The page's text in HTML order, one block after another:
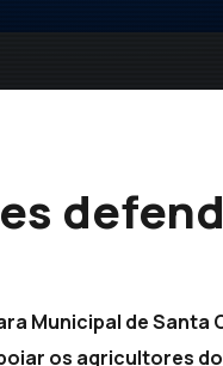
Municipal de
os agricultores